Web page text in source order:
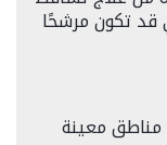
قد تكون مرشحًا
معينة